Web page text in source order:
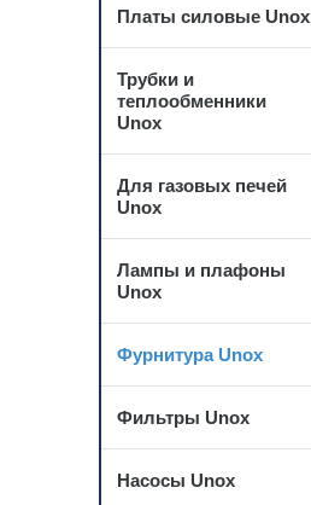
Платы силовые Unox
Трубки и
теплообменники
Unox
Для газовых печей
Unox
Лампы и плафоны
Unox
Фурнитура Unox
Фильтры Unox
Насосы Unox